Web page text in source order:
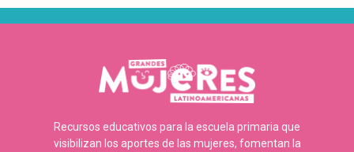
Recursos educativos para la escuela primaria que
visibilizan los aportes de las mujeres, fomentan la